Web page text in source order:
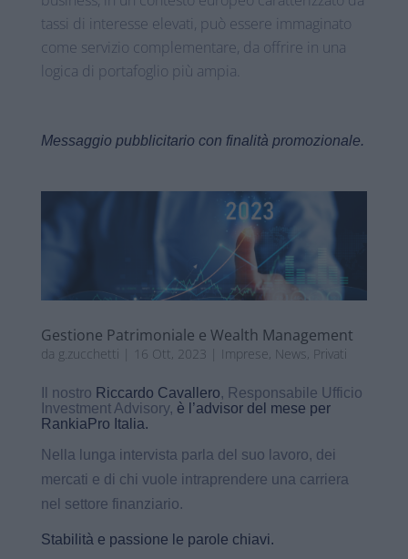
tassi di interesse elevati, può essere immaginato
come servizio complementare, da offrire in una
logica di portafoglio più ampia.
Messaggio pubblicitario con finalità promozionale.
Gestione Patrimoniale e Wealth Management
da g.zucchetti 16 Ott, 2023 Imprese, News, Privati
Il nostro Riccardo Cavallero, Responsabile Ufficio
Investment Advisory, è l’advisor del mese per
RankiaPro Italia.
Nella lunga intervista parla del suo lavoro, dei
mercati e di chi vuole intraprendere una carriera
nel settore finanziario.
Stabilità e passione le parole chiavi.